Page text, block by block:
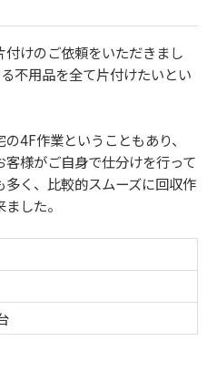
けのご依頼をいただきまし
不用品を全て片付けたいとい
4F作業ということもあり、
様がご自身で仕分けを行って
く、比較的スムーズに回収作
した。